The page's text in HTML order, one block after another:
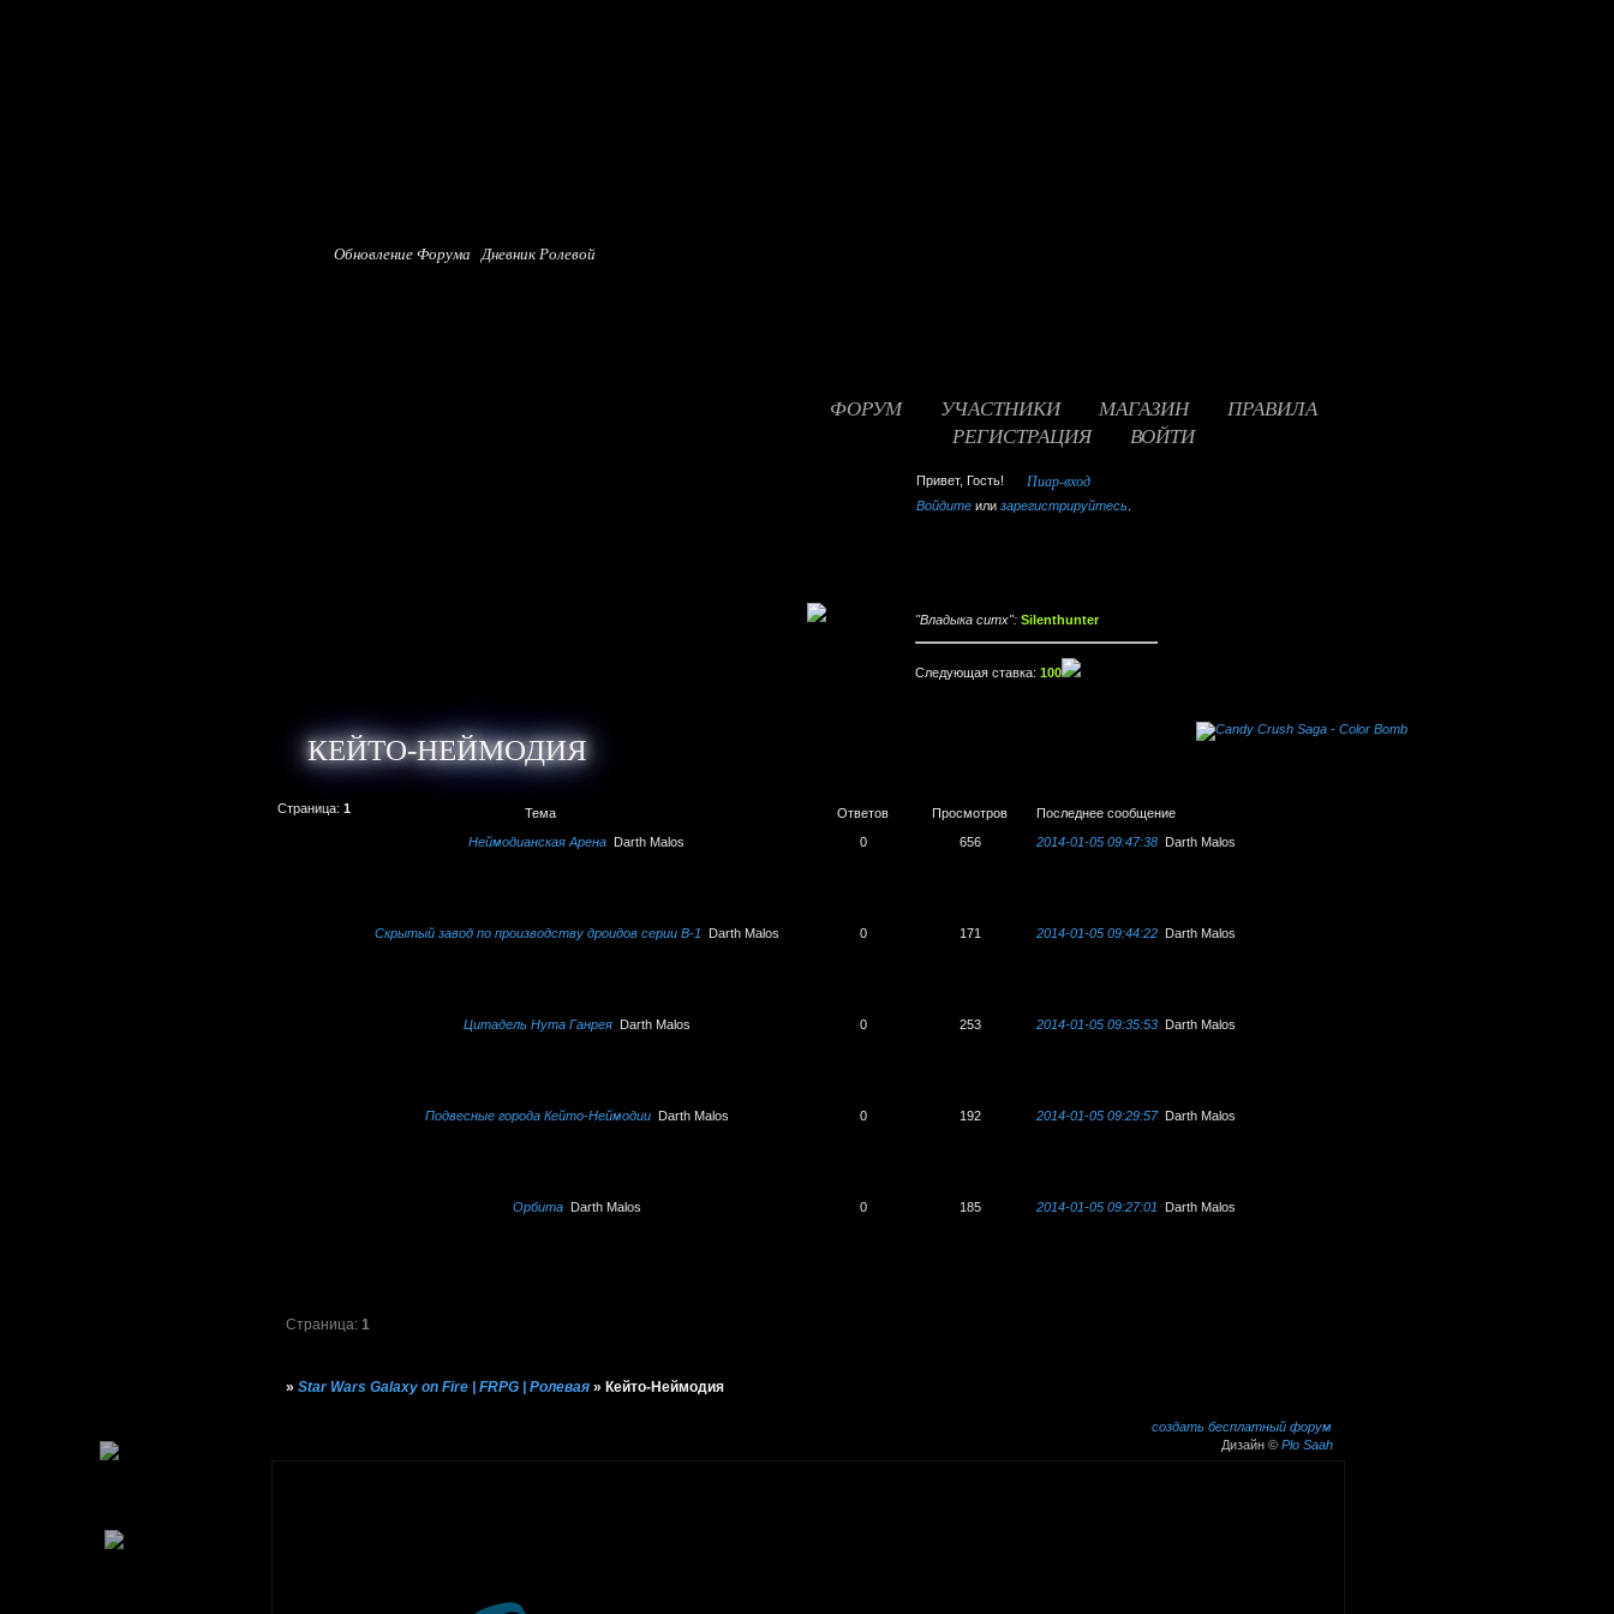
Обновление Форума Дневник Ролевой
"Владыка ситх": Silenthunter
Следующая ставка: 100
Пиар-вход
ФОРУМ УЧАСТНИКИ МАГАЗИН
ПРАВИЛА
РЕГИСТРАЦИЯ
ВОЙТИ
Привет, Гость!
Войдите или зарегистрируйтесь
КЕЙТО-НЕЙМОДИЯ
Страница: 1 Тема Ответов Просмотров
Последнее сообщение
Неймодианская Арена Darth Malos 0 656 2014-01-05 09:47:38 Darth Malos
Скрытый завод по производству дроидов серии В-1 Darth Malos 0 171 2014-01-05 09:44:22 Darth Malos
Цитадель Нута Ганрея Darth Malos 0 253 2014-01-05 09:35:53 Darth Malos
Подвесные города Кейто-Неймодии Darth Malos 0 192 2014-01-05 09:29:57 Darth Malos
Орбита Darth Malos 0 185 2014-01-05 09:27:01 Darth Malos
Страница:1
»Star Wars Galaxy on Fire | FRPG | Ролевая »Кейто-Неймодия
создать бесплатный форум
Дизайн © Plo Saah